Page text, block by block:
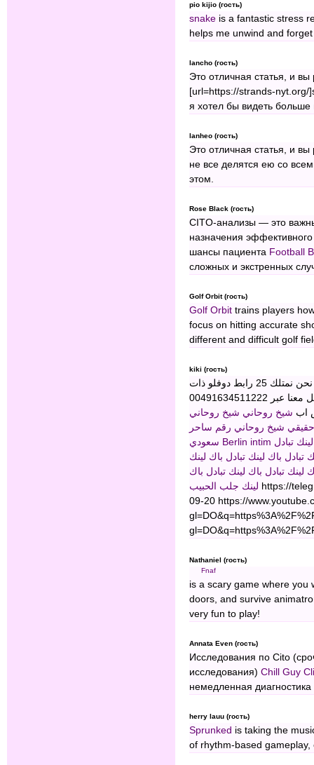
pio kijio (гость)
snake is a fantastic stress
helps me unwind and
lancho (гость)
Это отличная статья, и
[url=https://strands-nyt.org/
я хотел бы видеть
lanheo (гость)
Это отличная статья, и
не все делятся ею со
этом.
Rose Black (гость)
CITO-анализы — это
назначения
шансы пациента Football
сложных и экстренных
Golf Orbit (гость)
Golf Orbit trains players
focus on hitting accurate
different and difficult golf
kiki (гость)
تبادل باك لينك هل تريد تبادل باك لينك مع موقع عالي؟ نحن نمتلك 25 رابط دوفلو ذات
جودة عالية من يرغب تبادل باك لينك يرجي التواصل معنا عبر 00491634511222
اب شيخ روحاني شيخ روحاني
شيخ روحاني رقم ساحر
سعودي Berlin intim تبادل
تبادل باك لينك تبادل باك لينك
لينك تبادل باك لينك تبادل باك
لينك جلب الحبيب
https://
09-20 https://
Nathaniel (гость)
Fnaf
is a scary game where you
doors, and survive
very fun to play!
Annata Even (гость)
Исследования по Cito
исследования) Chill Guy
немедленная
herry lauu (гость)
Sprunked is taking the
of rhythm-based